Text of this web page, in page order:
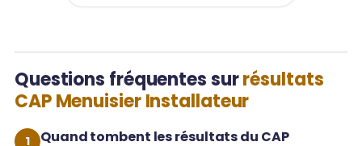
Questions fréquentes surrésultats
CAP Menuisier Installateur
Quand tombent les résultats du CAP